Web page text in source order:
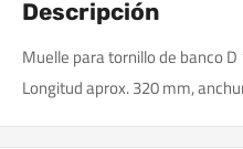
Descripción
Muelle para tornillo de banco
Longitud aprox. 320 mm,